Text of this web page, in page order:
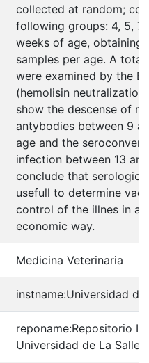
collected at random;
following groups: 4, 5, 7,
weeks of age, obtaining
samples per age. A total
were examined by the
(hemolisin
show the descense of
antybodies between 9
age and the
infection between 13
conclude that
usefull to determine
control of the illnes in a
economic way.
Medicina Veterinaria
instname:Universidad de
reponame:Repositorio
Universidad de La Salle